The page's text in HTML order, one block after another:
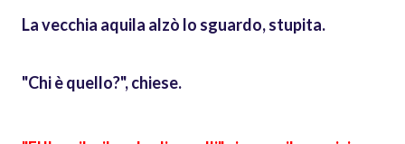
La vecchia aquila alzò lo sguardo, stupita.
"Chi è quello?", chiese.